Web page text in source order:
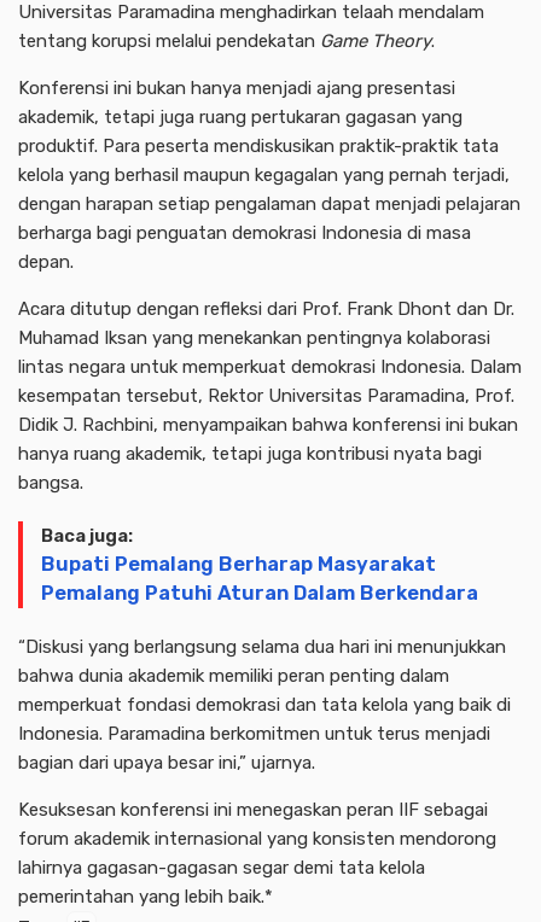
Universitas Paramadina menghadirkan telaah mendalam
tentang korupsi melalui pendekatan Game Theory.
Konferensi ini bukan hanya menjadi ajang presentasi
akademik, tetapi juga ruang pertukaran gagasan yang
produktif. Para peserta mendiskusikan praktik-praktik tata
kelola yang berhasil maupun kegagalan yang pernah terjadi,
dengan harapan setiap pengalaman dapat menjadi pelajaran
berharga bagi penguatan demokrasi Indonesia di masa
depan.
Acara ditutup dengan refleksi dari Prof. Frank Dhont dan Dr.
Muhamad Iksan yang menekankan pentingnya kolaborasi
lintas negara untuk memperkuat demokrasi Indonesia. Dalam
kesempatan tersebut, Rektor Universitas Paramadina, Prof.
Didik J. Rachbini, menyampaikan bahwa konferensi ini bukan
hanya ruang akademik, tetapi juga kontribusi nyata bagi
bangsa.
Baca juga:
Bupati Pemalang Berharap Masyarakat
Pemalang Patuhi Aturan Dalam Berkendara
“Diskusi yang berlangsung selama dua hari ini menunjukkan
bahwa dunia akademik memiliki peran penting dalam
memperkuat fondasi demokrasi dan tata kelola yang baik di
Indonesia. Paramadina berkomitmen untuk terus menjadi
bagian dari upaya besar ini,” ujarnya.
Kesuksesan konferensi ini menegaskan peran IIF sebagai
forum akademik internasional yang konsisten mendorong
lahirnya gagasan-gagasan segar demi tata kelola
pemerintahan yang lebih baik.*